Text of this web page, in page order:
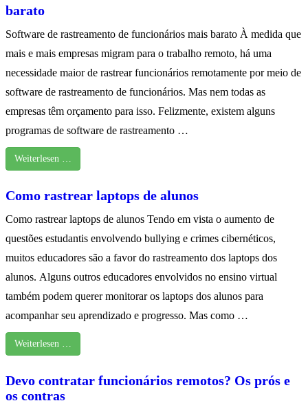
barato
Software de rastreamento de funcionários mais barato À medida que
mais e mais empresas migram para o trabalho remoto, há uma
necessidade maior de rastrear funcionários remotamente por meio de
software de rastreamento de funcionários. Mas nem todas as
empresas têm orçamento para isso. Felizmente, existem alguns
programas de software de rastreamento …
Weiterlesen …
Como rastrear laptops de alunos
Como rastrear laptops de alunos Tendo em vista o aumento de
questões estudantis envolvendo bullying e crimes cibernéticos,
muitos educadores são a favor do rastreamento dos laptops dos
alunos. Alguns outros educadores envolvidos no ensino virtual
também podem querer monitorar os laptops dos alunos para
acompanhar seu aprendizado e progresso. Mas como …
Weiterlesen …
Devo contratar funcionários remotos? Os prós e
os contras